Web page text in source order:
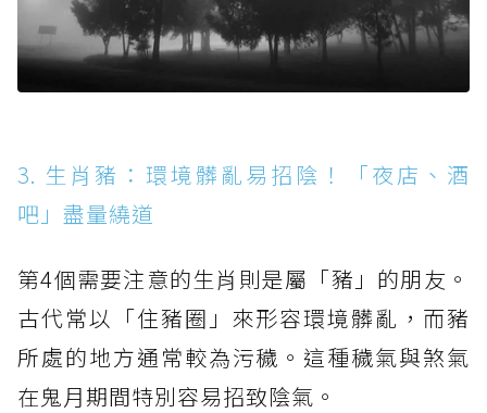
3. 生肖豬：環境髒亂易招陰！「夜店、酒
吧」盡量繞道
第4個需要注意的生肖則是屬「豬」的朋友。
古代常以「住豬圈」來形容環境髒亂，而豬
所處的地方通常較為污穢。這種穢氣與煞氣
在鬼月期間特別容易招致陰氣。